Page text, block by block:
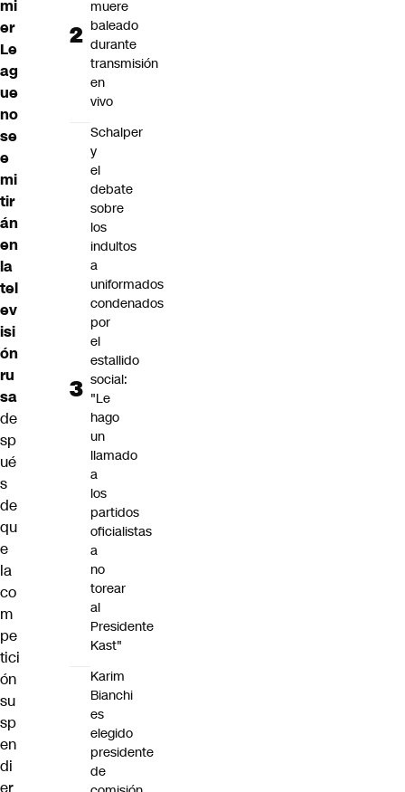
mi
er
Le
ag
ue
no
se
e
mi
tir
án
en
la
tel
ev
isi
ón
ru
sa
de
sp
ué
s
de
qu
e
la
co
m
pe
tici
ón
su
sp
en
di
muere
baleado
durante
transmisión
en
vivo
Schalper
y
el
debate
sobre
los
indultos
a
uniformados
condenados
por
el
estallido
social:
"Le
hago
un
llamado
a
los
partidos
oficialistas
a
no
torear
al
Presidente
Kast"
Karim
Bianchi
es
elegido
presidente
de